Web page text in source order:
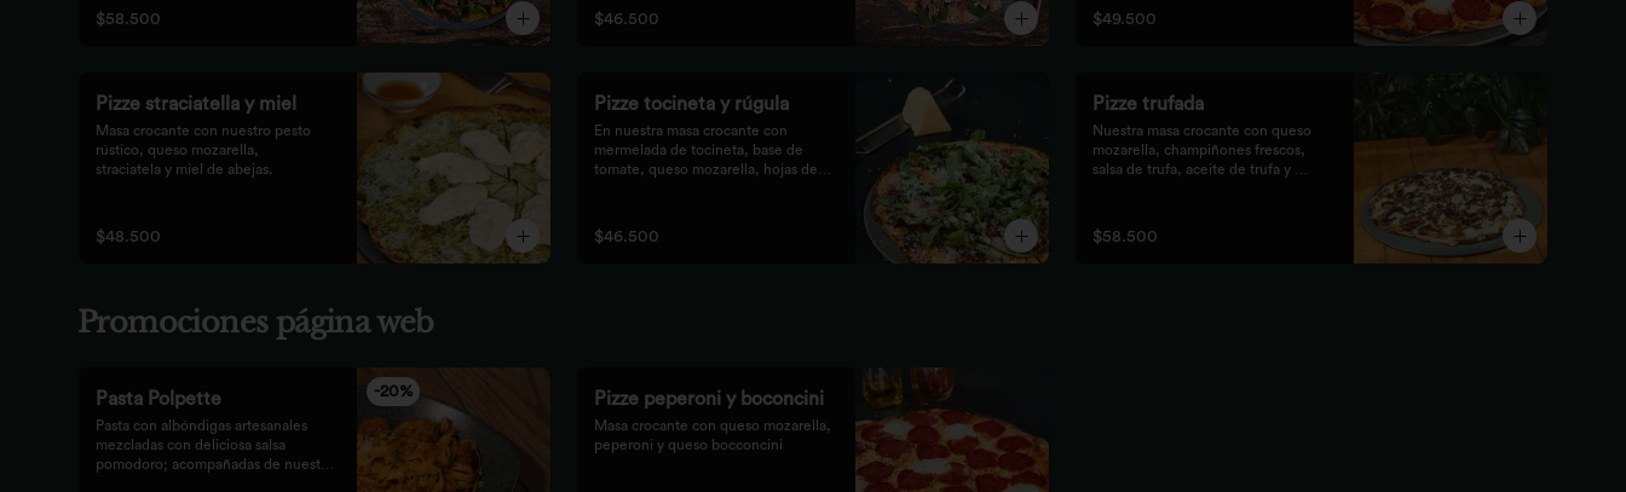
$58.500 $46.500 $49.500
Pizze straciatella y miel
Masa crocante con nuestro pesto
rústico, queso mozarella,
straciatela y miel de abejas.
$48.500
Pizze tocineta y rúgula
En nuestra masa crocante con
mermelada de tocineta, base de
tomate, queso mozarella, hojas de
$46.500
Pizze trufada
Nuestra masa crocante con queso
mozarella, champiñones frescos,
salsa de trufa, aceite de trufa y
$58.500
Promociones página web
-20%
Pasta Polpette
Pasta con albóndigas artesanales
mezcladas con deliciosa salsa
pomodoro; acompañadas de nuestro
Pizze peperoni y boconcini
Masa crocante con queso mozarella,
peperoni y queso bocconcini